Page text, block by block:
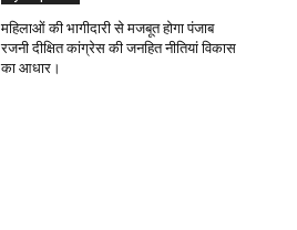
महिलाओं की भागीदारी से मजबूत होगा पंजाब
रजनी दीक्षित कांग्रेस की जनहित नीतियां विकास
का आधार।